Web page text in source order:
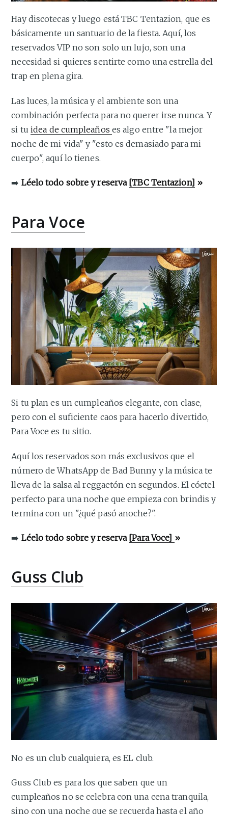
Hay discotecas y luego está TBC Tentazion, que es
básicamente un santuario de la fiesta. Aquí, los
reservados VIP no son solo un lujo, son una
necesidad si quieres sentirte como una estrella del
trap en plena gira.
Las luces, la música y el ambiente son una
combinación perfecta para no querer irse nunca. Y
si tu idea de cumpleaños es algo entre "la mejor
noche de mi vida" y "esto es demasiado para mi
cuerpo", aquí lo tienes.
➡️ Léelo todo sobre y reserva [TBC Tentazion] »
Para Voce
Si tu plan es un cumpleaños elegante, con clase,
pero con el suficiente caos para hacerlo divertido,
Para Voce es tu sitio.
Aquí los reservados son más exclusivos que el
número de WhatsApp de Bad Bunny y la música te
lleva de la salsa al reggaetón en segundos. El cóctel
perfecto para una noche que empieza con brindis y
termina con un "¿qué pasó anoche?".
➡️ Léelo todo sobre y reserva [Para Voce] »
Guss Club
No es un club cualquiera, es EL club.
Guss Club es para los que saben que un
cumpleaños no se celebra con una cena tranquila,
sino con una noche que se recuerda hasta el año